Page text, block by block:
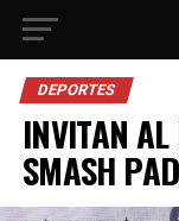
DEPORTES
INVITAN AL
SMASH